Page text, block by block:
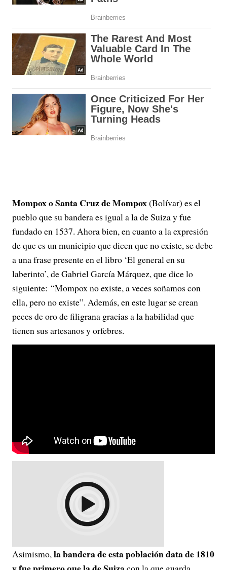
Mompox o Santa Cruz de Mompox(Bolívar) es el
pueblo que su bandera es igual a la de Suiza y fue
fundado en 1537. Ahora bien, en cuanto a la expresión
de que es un municipio que dicen que no existe, se debe
a una frase presente en el libro ‘El general en su
laberinto’, de Gabriel García Márquez, que dice lo
siguiente: “Mompox no existe, a veces soñamos con
ella, pero no existe”. Además, en este lugar se crean
peces de oro de filigrana gracias a la habilidad que
tienen sus artesanos y orfebres.
Asimismo,la bandera de esta población data de 1810